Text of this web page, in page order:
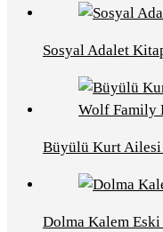
Sosyal Adalet
Büyülü Kurt
Dolma Kalem